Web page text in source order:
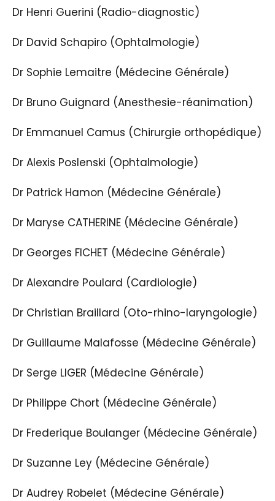
Dr Henri Guerini (Radio-diagnostic)
Dr David Schapiro (Ophtalmologie)
Dr Sophie Lemaitre (Médecine Générale)
Dr Bruno Guignard (Anesthesie-réanimation)
Dr Emmanuel Camus (Chirurgie orthopédique)
Dr Alexis Poslenski (Ophtalmologie)
Dr Patrick Hamon (Médecine Générale)
Dr Maryse CATHERINE (Médecine Générale)
Dr Georges FICHET (Médecine Générale)
Dr Alexandre Poulard (Cardiologie)
Dr Christian Braillard (Oto-rhino-laryngologie)
Dr Guillaume Malafosse (Médecine Générale)
Dr Serge LIGER (Médecine Générale)
Dr Philippe Chort (Médecine Générale)
Dr Frederique Boulanger (Médecine Générale)
Dr Suzanne Ley (Médecine Générale)
Dr Audrey Robelet (Médecine Générale)